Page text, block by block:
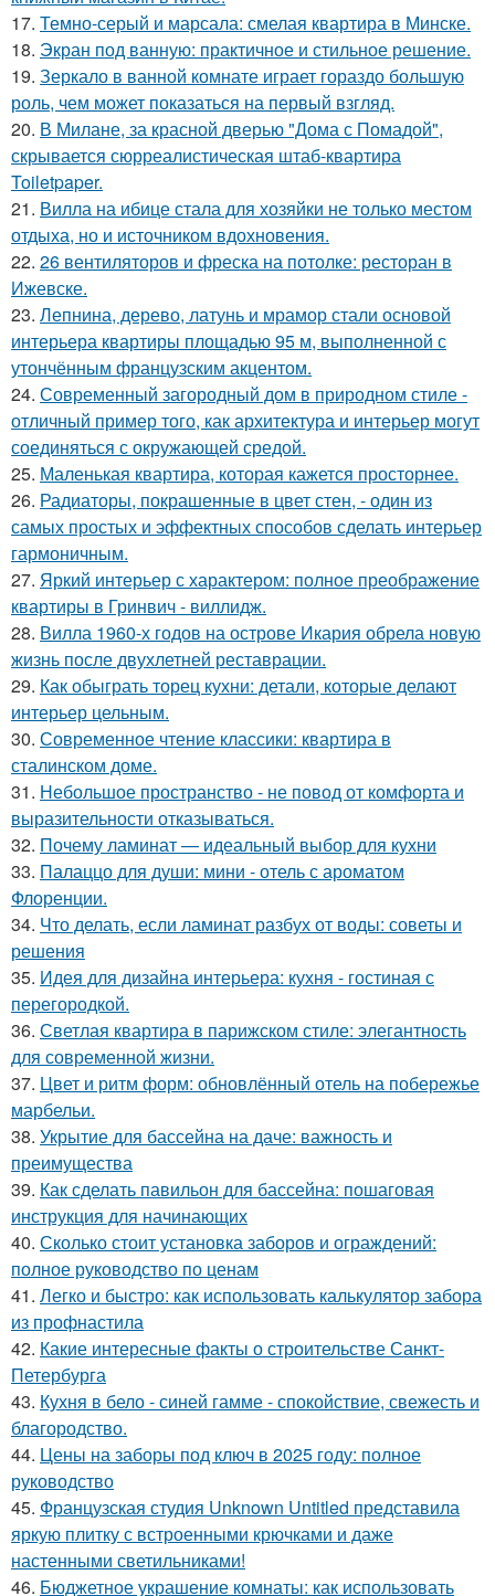
17. Темно-серый и марсала: смелая квартира в Минске.
18. Экран под ванную: практичное и стильное решение.
19. Зеркало в ванной комнате играет гораздо большую
роль, чем может показаться на первый взгляд.
20. В Милане, за красной дверью "Дома с Помадой",
скрывается сюрреалистическая штаб-квартира
Toiletpaper.
21. Вилла на ибице стала для хозяйки не только местом
отдыха, но и источником вдохновения.
22. 26 вентиляторов и фреска на потолке: ресторан в
Ижевске.
23. Лепнина, дерево, латунь и мрамор стали основой
интерьера квартиры площадью 95 м, выполненной с
утончённым французским акцентом.
24. Современный загородный дом в природном стиле -
отличный пример того, как архитектура и интерьер могут
соединяться с окружающей средой.
25. Маленькая квартира, которая кажется просторнее.
26. Радиаторы, покрашенные в цвет стен, - один из
самых простых и эффектных способов сделать интерьер
гармоничным.
27. Яркий интерьер с характером: полное преображение
квартиры в Гринвич - виллидж.
28. Вилла 1960-х годов на острове Икария обрела новую
жизнь после двухлетней реставрации.
29. Как обыграть торец кухни: детали, которые делают
интерьер цельным.
30. Современное чтение классики: квартира в
сталинском доме.
31. Небольшое пространство - не повод от комфорта и
выразительности отказываться.
32. Почему ламинат — идеальный выбор для кухни
33. Палаццо для души: мини - отель с ароматом
Флоренции.
34. Что делать, если ламинат разбух от воды: советы и
решения
35. Идея для дизайна интерьера: кухня - гостиная с
перегородкой.
36. Светлая квартира в парижском стиле: элегантность
для современной жизни.
37. Цвет и ритм форм: обновлённый отель на побережье
марбельи.
38. Укрытие для бассейна на даче: важность и
преимущества
39. Как сделать павильон для бассейна: пошаговая
инструкция для начинающих
40. Сколько стоит установка заборов и ограждений:
полное руководство по ценам
41. Легко и быстро: как использовать калькулятор забора
из профнастила
42. Какие интересные факты о строительстве Санкт-
Петербурга
43. Кухня в бело - синей гамме - спокойствие, свежесть и
благородство.
44. Цены на заборы под ключ в 2025 году: полное
руководство
45. Французская студия Unknown Untitled представила
яркую плитку с встроенными крючками и даже
настенными светильниками!
46. Бюджетное украшение комнаты: как использовать